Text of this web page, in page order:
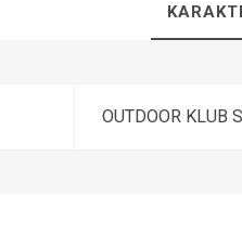
OUTDOOR KLUB